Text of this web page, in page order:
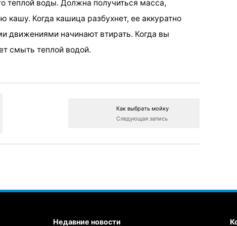
теплой воды. Должна получиться масса,
Когда кашица разбухнет, ее аккуратно
движениями начинают втирать. Когда вы
смыть теплой водой.
Как выбрать мойку
Следующая запись
Недавние новости